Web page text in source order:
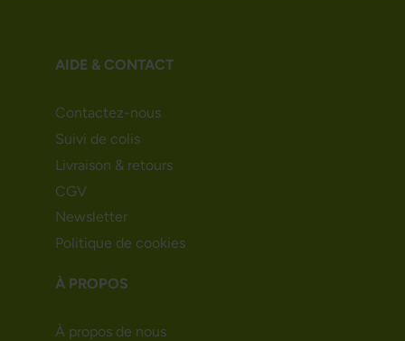
AIDE & CONTACT
Contactez-nous
Suivi de colis
Livraison & retours
CGV
Newsletter
Politique de cookies
À PROPOS
À propos de nous